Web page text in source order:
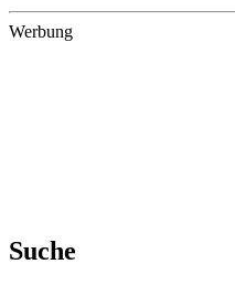
Werbung
Suche